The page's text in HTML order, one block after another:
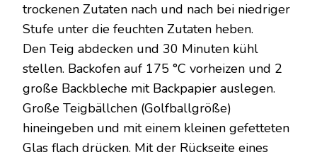
trockenen Zutaten nach und nach bei niedriger
Stufe unter die feuchten Zutaten heben.
Den Teig abdecken und 30 Minuten kühl
stellen. Backofen auf 175 °C vorheizen und 2
große Backbleche mit Backpapier auslegen.
Große Teigbällchen (Golfballgröße)
hineingeben und mit einem kleinen gefetteten
Glas flach drücken. Mit der Rückseite eines